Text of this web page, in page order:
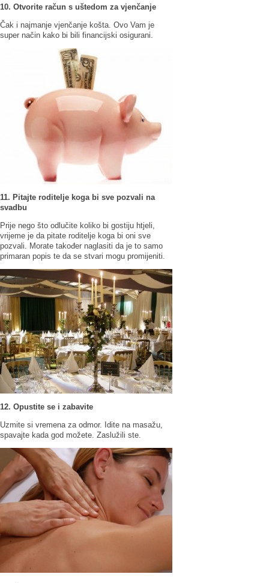
10. Otvorite račun s uštedom za vjenčanje
Čak i najmanje vjenčanje košta. Ovo Vam je
super način kako bi bili financijski osigurani.
11. Pitajte roditelje koga bi sve pozvali na
svadbu
Prije nego što odlučite koliko bi gostiju htjeli,
vrijeme je da pitate roditelje koga bi oni sve
pozvali. Morate također naglasiti da je to samo
primaran popis te da se stvari mogu promijeniti.
12. Opustite se i zabavite
Uzmite si vremena za odmor. Idite na masažu,
spavajte kada god možete. Zaslužili ste.